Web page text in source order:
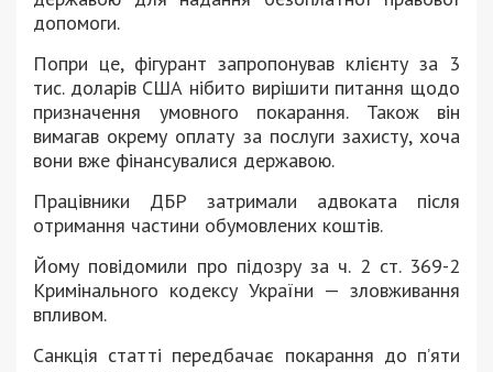
допомоги.
Попри це, фігурант запропонував клієнту за 3
тис. доларів США нібито вирішити питання щодо
призначення умовного покарання. Також він
вимагав окрему оплату за послуги захисту, хоча
вони вже фінансувалися державою.
Працівники ДБР затримали адвоката після
отримання частини обумовлених коштів.
Йому повідомили про підозру за ч. 2 ст. 369-2
Кримінального кодексу України — зловживання
впливом.
Санкція статті передбачає покарання до п’яти